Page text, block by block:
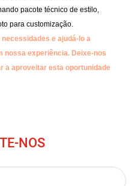
pacote técnico de estilo,
para customização.
e ajudá-lo a
nossa experiência.Deixe-nos
a aproveitar esta oportunidade
NOS